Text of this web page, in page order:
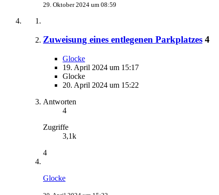
29. Oktober 2024 um 08:59
Zuweisung eines entlegenen Parkplatzes 4
Glocke
19. April 2024 um 15:17
Glocke
20. April 2024 um 15:22
Antworten
4
Zugriffe
3,1k
4
Glocke